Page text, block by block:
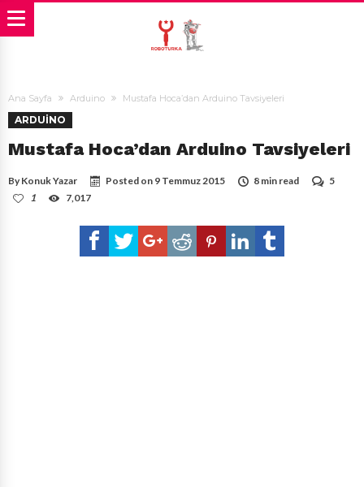
Ana Sayfa Arduino Mustafa Hoca’dan Arduino Tavsiyeleri
ARDUINO
Mustafa Hoca’dan Arduino Tavsiyeleri
By Konuk Yazar Posted on 9 Temmuz 2015 8 min read
5
1
7,017